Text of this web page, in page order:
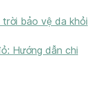
bảo vệ da khỏi
Hướng dẫn chi